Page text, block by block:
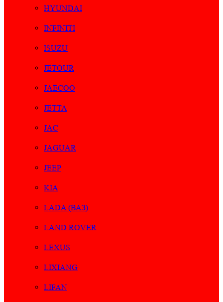
HYUNDAI
INFINITI
ISUZU
JETOUR
JAECOO
JETTA
JAC
JAGUAR
JEEP
KIA
LADA (ВАЗ)
LAND ROVER
LEXUS
LIXIANG
LIFAN